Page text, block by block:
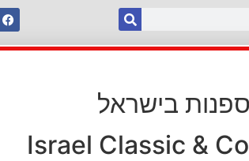
בישראל
Israel Classic &